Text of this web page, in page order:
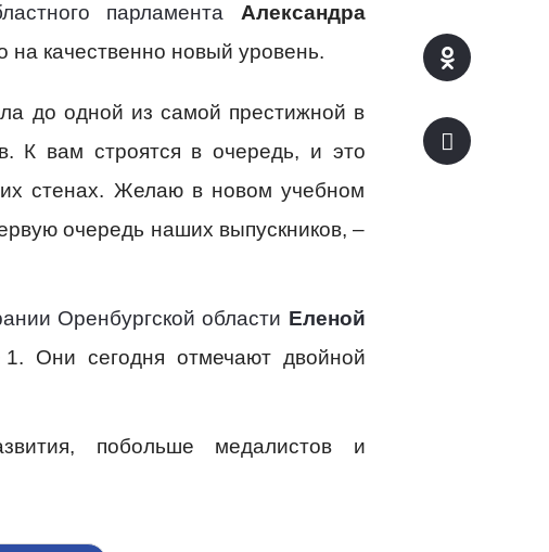
парламента
Александра
качественно новый уровень.
до одной из самой престижной в
К вам строятся в очередь, и это
стенах. Желаю в новом учебном
очередь наших выпускников, –
Оренбургской области Еленой
Они сегодня отмечают двойной
побольше медалистов и